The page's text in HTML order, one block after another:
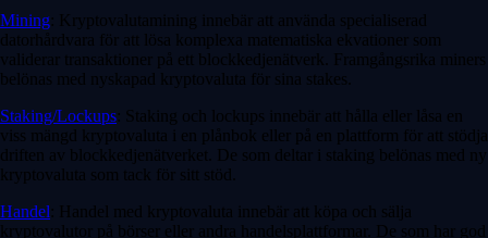
Mining: Kryptovalutamining innebär att använda specialiserad
datorhårdvara för att lösa komplexa matematiska ekvationer som
validerar transaktioner på ett blockkedjenätverk. Framgångsrika miners
belönas med nyskapad kryptovaluta för sina stakes.
Staking/Lockups: Staking och lockups innebär att hålla eller låsa en
viss mängd kryptovaluta i en plånbok eller på en plattform för att stödja
driften av blockkedjenätverket. De som deltar i staking belönas med ny
kryptovaluta som tack för sitt stöd.
Handel: Handel med kryptovaluta innebär att köpa och sälja
kryptovalutor på börser eller andra handelsplattformar. De som har god